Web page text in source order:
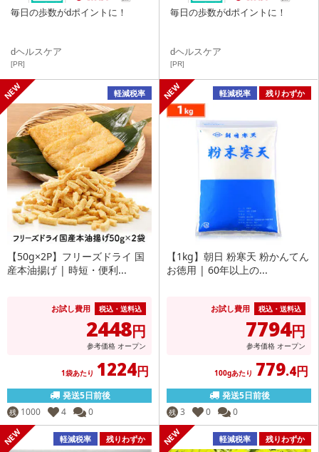
毎日の歩数がdポイントに！
dヘルスケア
[PR]
毎日の歩数がdポイントに！
dヘルスケア
[PR]
軽減税率
【50g×2P】フリーズドライ 国
産本油揚げ | 時短・便利...
お試し費用 税込・送料込
2448円
参考価格 オープン
1袋あたり 1224円
発送5日前後
残 1000 4 0
軽減税率 残りわずか
【1kg】朝日 粉寒天 粉かんてん
お徳用 | 60年以上の...
お試し費用 税込・送料込
7794円
参考価格 オープン
100gあたり 779.4円
発送5日前後
残 3 0 0
軽減税率 残りわずか 軽減税率 残りわずか